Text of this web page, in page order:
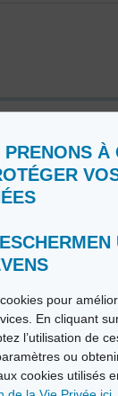
PRENONS À
pour
En cliquant
l’utilisation de
ou
cookies utilisés
Vie privée
les principes de